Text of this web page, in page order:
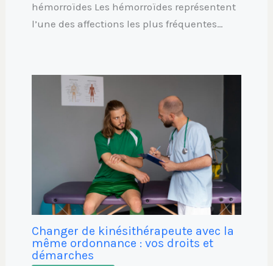
hémorroïdes Les hémorroïdes représentent
l’une des affections les plus fréquentes…
Changer de kinésithérapeute avec la
même ordonnance : vos droits et
démarches